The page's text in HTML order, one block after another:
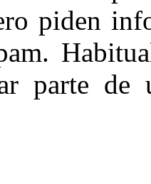
piden
parte de